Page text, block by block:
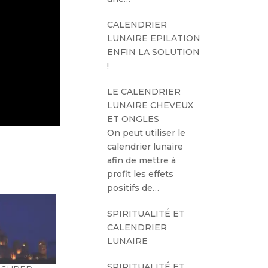
CALENDRIER
LUNAIRE EPILATION
ENFIN LA SOLUTION
!
LE CALENDRIER
LUNAIRE CHEVEUX
ET ONGLES
On peut utiliser le
calendrier lunaire
afin de mettre à
profit les effets
positifs de…
SPIRITUALITÉ ET
CALENDRIER
LUNAIRE